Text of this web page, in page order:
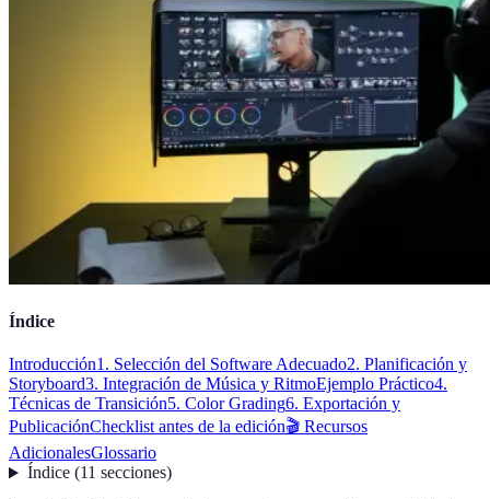
Índice
Introducción1. Selección del Software Adecuado2. Planificación y
Storyboard3. Integración de Música y RitmoEjemplo Práctico4.
Técnicas de Transición5. Color Grading6. Exportación y
PublicaciónChecklist antes de la edición🎬 Recursos
AdicionalesGlossario
Índice(11 secciones)